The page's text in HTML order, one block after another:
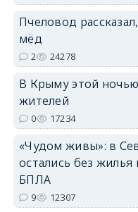
Пчеловод
мёд
2 24278
В Крыму этой
жителей
0 17234
«Чудом живы»: в
остались без жилья
БПЛА
9 12307